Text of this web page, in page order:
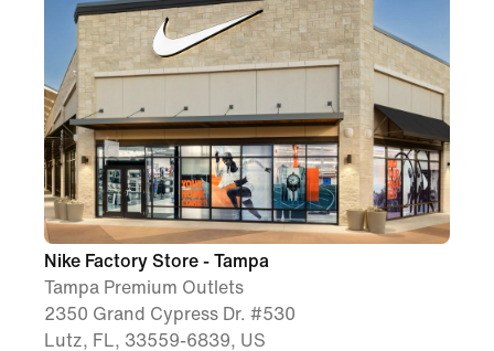
Nike Factory Store - Tampa
Tampa Premium Outlets
2350 Grand Cypress Dr. #530
Lutz, FL, 33559-6839, US